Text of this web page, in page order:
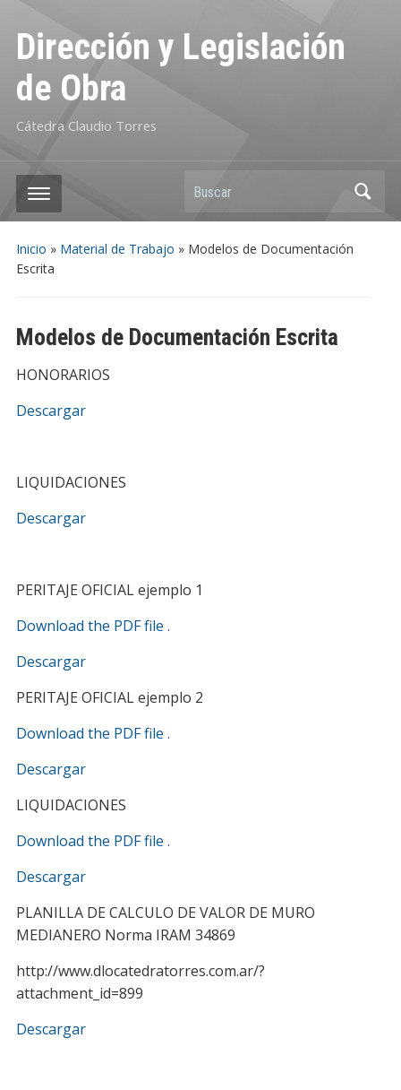
Dirección y Legislación
de Obra
Cátedra Claudio Torres
Buscar
Inicio » Material de Trabajo » Modelos de Documentación
Escrita
Modelos de Documentación Escrita
HONORARIOS
Descargar
LIQUIDACIONES
Descargar
PERITAJE OFICIAL ejemplo 1
Download the PDF file .
Descargar
PERITAJE OFICIAL ejemplo 2
Download the PDF file .
Descargar
LIQUIDACIONES
Download the PDF file .
Descargar
PLANILLA DE CALCULO DE VALOR DE MURO
MEDIANERO Norma IRAM 34869
http://www.dlocatedratorres.com.ar/?
attachment_id=899
Descargar